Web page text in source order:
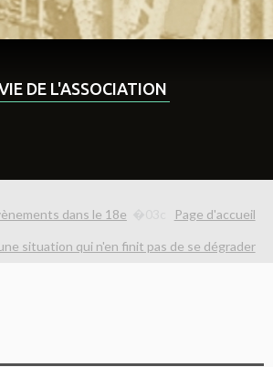
DE L'ASSOCIATION
dans le 18e Page d'accueil
situation qui n'en finit pas de se dégrader